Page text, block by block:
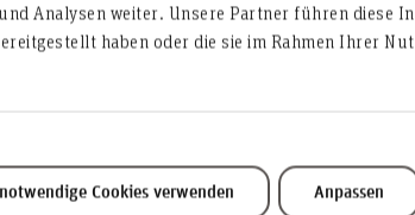
Analysen weiter. Unsere Partner führen diese
haben oder die sie im Rahmen Ihrer
Cookies verwenden Anpassen